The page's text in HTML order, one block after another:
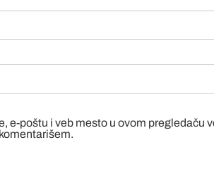
e-poštu i veb mesto u ovom pregledaču